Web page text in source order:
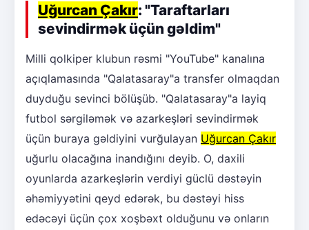
Uğurcan Çakır: "Taraftarları
sevindirmək üçün gəldim"
Milli qolkiper klubun rəsmi "YouTube" kanalına
açıqlamasında "Qalatasaray"a transfer olmaqdan
duyduğu sevinci bölüşüb. "Qalatasaray"a layiq
futbol sərgiləmək və azarkeşləri sevindirmək
üçün buraya gəldiyini vurğulayan Uğurcan Çakır
uğurlu olacağına inandığını deyib. O, daxili
oyunlarda azarkeşlərin verdiyi güclü dəstəyin
əhəmiyyətini qeyd edərək, bu dəstəyi hiss
edəcəyi üçün çox xoşbəxt olduğunu və onların